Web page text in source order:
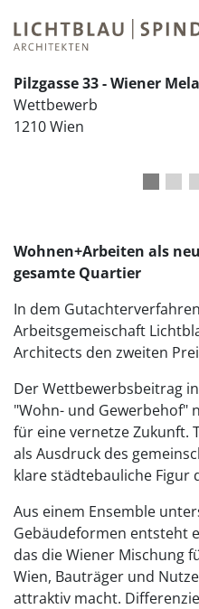
Pilzgasse 33 - Wiener
Wettbewerb
1210 Wien
Wohnen+Arbeiten als
gesamte Quartier
In dem
Arbeitsgemeischaft
Architects den zweiten
Der Wettbewerbsbeitrag
"Wohn- und Gewerbehof"
für eine vernetze Zukunft.
als Ausdruck des
klare städtebauliche Figur
Aus einem Ensemble
Gebäudeformen entsteht
das die Wiener Mischung
Wien, Bauträger und
attraktiv macht.